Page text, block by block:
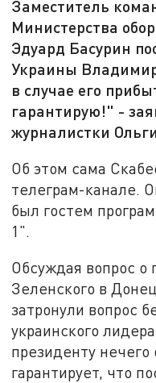
Заместитель
Министерства
Эдуард Басурин
Украины
в случае его
гарантирую!" -
журналистки
Об этом сама
телеграм-канале.
был гостем
1".
Обсуждая вопрос о
Зеленского в
затронули вопрос
украинского
президенту нечего
гарантирует, что